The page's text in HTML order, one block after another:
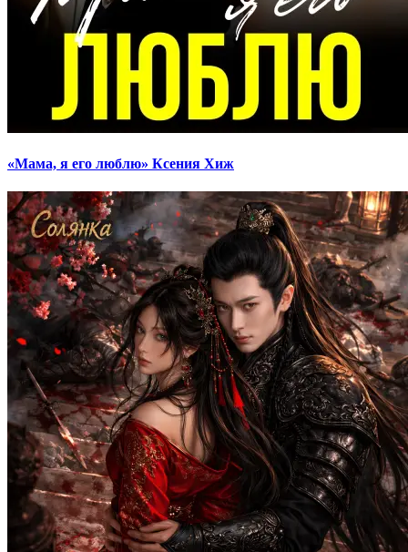
«Мама, я его люблю» Ксения Хиж